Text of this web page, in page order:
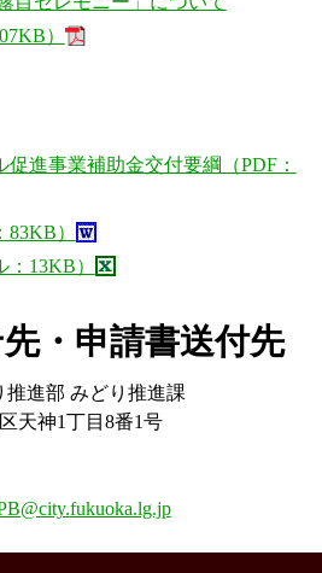
）
進事業補助金交付要綱（PDF：
）
13KB）
・申請書送付先
進部 みどり推進課
天神1丁目8番1号